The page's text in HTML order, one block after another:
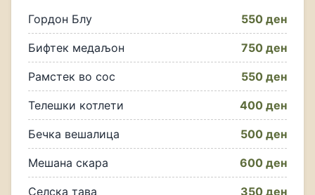
Гордон Блу 550 ден
Бифтек медаљон 750 ден
Рамстек во сос 550 ден
Телешки котлети 400 ден
Бечка вешалица 500 ден
Мешана скара 600 ден
Селска тава 350 ден